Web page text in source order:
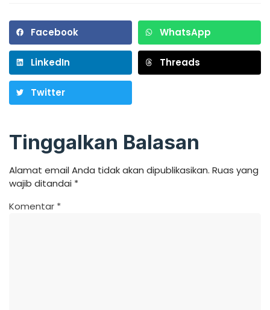
Facebook WhatsApp
LinkedIn Threads
Twitter
Tinggalkan Balasan
Alamat email Anda tidak akan dipublikasikan. Ruas yang
wajib ditandai *
Komentar *